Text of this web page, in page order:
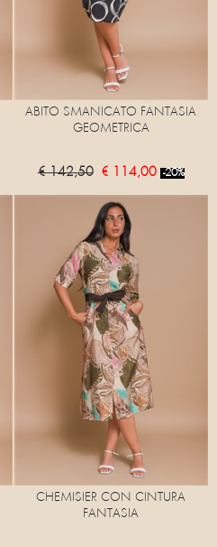
ABITO SMANICATO FANTASIA
GEOMETRICA
€ 142,50 € 114,00 -20%
CHEMISIER CON CINTURA
FANTASIA